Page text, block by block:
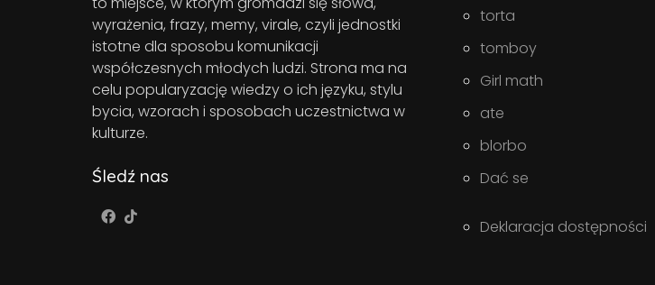
wyrażenia, frazy, memy, virale, czyli jednostki
istotne dla sposobu komunikacji
współczesnych młodych ludzi. Strona ma na
celu popularyzację wiedzy o ich języku, stylu
bycia, wzorach i sposobach uczestnictwa w
kulturze.
Śledź nas
torta
tomboy
Girl math
ate
blorbo
Dać se
Deklaracja dostępności